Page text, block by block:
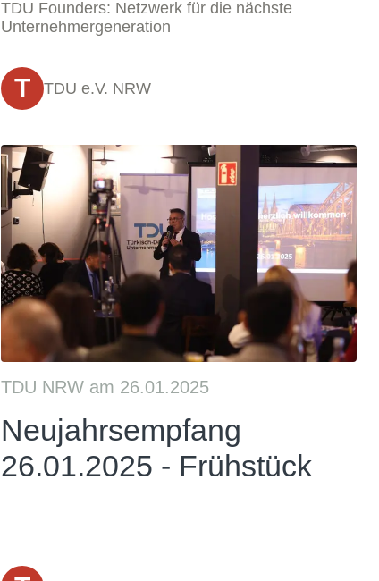
TDU Founders: Netzwerk für die nächste
Unternehmergeneration
T TDU e.V. NRW
TDU NRW am 26.01.2025
Neujahrsempfang
26.01.2025 - Frühstück